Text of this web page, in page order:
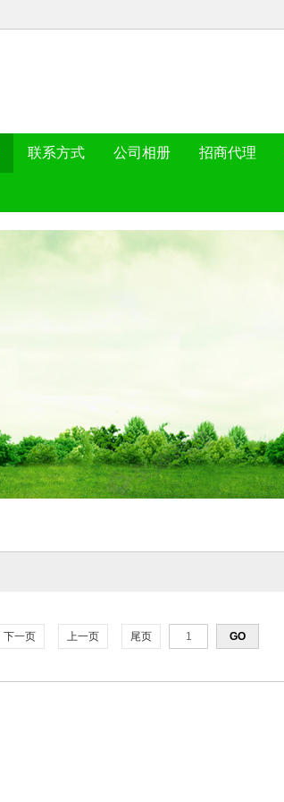
联系方式 公司相册 招商代理
下一页 上一页 尾页